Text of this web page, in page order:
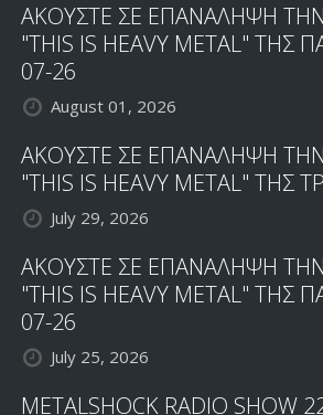
ΑΚΟΥΣΤΕ ΣΕ ΕΠΑΝΑΛΗΨΗ
"THIS IS HEAVY METAL" ΤΗΣ
07-26
August 01, 2026
ΑΚΟΥΣΤΕ ΣΕ ΕΠΑΝΑΛΗΨΗ
"THIS IS HEAVY METAL" ΤΗΣ
July 29, 2026
ΑΚΟΥΣΤΕ ΣΕ ΕΠΑΝΑΛΗΨΗ
"THIS IS HEAVY METAL" ΤΗΣ
07-26
July 25, 2026
METALSHOCK RADIO SHOW